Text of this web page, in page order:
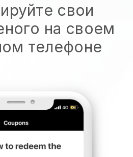
свои
на своем
телефоне